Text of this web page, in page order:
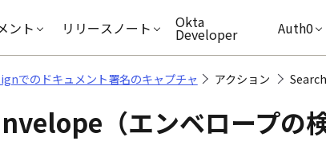
ント リリースノート Okta
Developer Auth0
でのドキュメント署名のキャプチャ アクション
（エンベロープの検